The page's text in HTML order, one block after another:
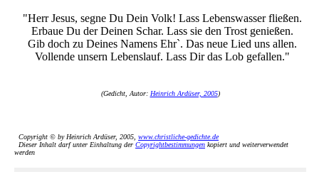
"Herr Jesus, segne Du Dein Volk! Lass Lebenswasser fließen.
Erbaue Du der Deinen Schar. Lass sie den Trost genießen.
Gib doch zu Deines Namens Ehr`. Das neue Lied uns allen.
Vollende unsern Lebenslauf. Lass Dir das Lob gefallen."
(Gedicht, Autor: Heinrich Ardüser, 2005)
Copyright © by Heinrich Ardüser, 2005, www.christliche-gedichte.de
Dieser Inhalt darf unter Einhaltung der Copyrightbestimmungen kopiert und weiterverwendet
werden